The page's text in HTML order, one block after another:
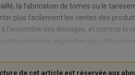
la fabrication de tomes ou le
plus facilement les ventes des
l’ensemble des élevages, et comme le